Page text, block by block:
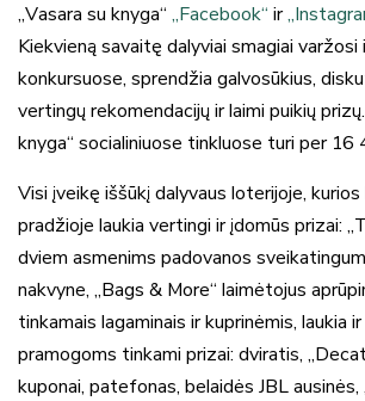
„Vasara su knyga“ „Facebook“ ir
Kiekvieną savaitę dalyviai smagiai
konkursuose, sprendžia galvosūkius,
vertingų rekomendacijų ir laimi puikių
knyga“ socialiniuose tinkluose turi per 16
Visi įveikę iššūkį dalyvaus loterijoje,
pradžioje laukia vertingi ir įdomūs prizai:
dviem asmenims padovanos
nakvyne, „Bags & More“ laimėtojus
tinkamais lagaminais ir kuprinėmis, laukia
pramogoms tinkami prizai: dviratis,
kuponai, patefonas, belaidės JBL ausinės,